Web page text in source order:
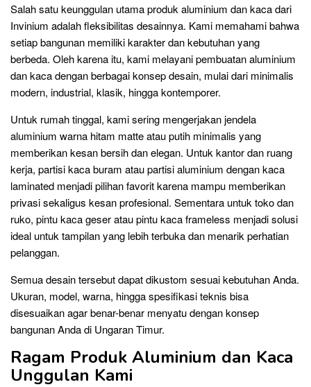
Salah satu keunggulan utama produk aluminium dan kaca dari
Invinium adalah fleksibilitas desainnya. Kami memahami bahwa
setiap bangunan memiliki karakter dan kebutuhan yang
berbeda. Oleh karena itu, kami melayani pembuatan aluminium
dan kaca dengan berbagai konsep desain, mulai dari minimalis
modern, industrial, klasik, hingga kontemporer.
Untuk rumah tinggal, kami sering mengerjakan jendela
aluminium warna hitam matte atau putih minimalis yang
memberikan kesan bersih dan elegan. Untuk kantor dan ruang
kerja, partisi kaca buram atau partisi aluminium dengan kaca
laminated menjadi pilihan favorit karena mampu memberikan
privasi sekaligus kesan profesional. Sementara untuk toko dan
ruko, pintu kaca geser atau pintu kaca frameless menjadi solusi
ideal untuk tampilan yang lebih terbuka dan menarik perhatian
pelanggan.
Semua desain tersebut dapat dikustom sesuai kebutuhan Anda.
Ukuran, model, warna, hingga spesifikasi teknis bisa
disesuaikan agar benar-benar menyatu dengan konsep
bangunan Anda di Ungaran Timur.
Ragam Produk Aluminium dan Kaca
Unggulan Kami